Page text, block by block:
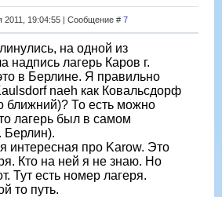
2011, 19:04:55 | Сообщение # 7
на одной из
надпись лагерь Каров г.
в Берлине. Я правильно
naeh как Ковальсдорф
ближний)? То есть можно
лагерь был в самом
Берлин).
интересная про Karow. Это
Кто на ней я не знаю. Но
Тут есть номер лагеря.
то путь.